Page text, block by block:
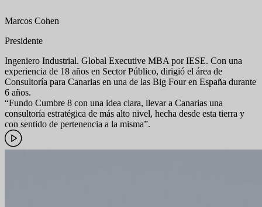
Marcos Cohen
Presidente
Ingeniero Industrial. Global Executive MBA por IESE. Con una
experiencia de 18 años en Sector Público, dirigió el área de
Consultoría para Canarias en una de las Big Four en España durante
6 años.
“Fundo Cumbre 8 con una idea clara, llevar a Canarias una
consultoría estratégica de más alto nivel, hecha desde esta tierra y
con sentido de pertenencia a la misma”.